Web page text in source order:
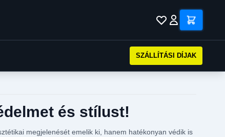
SZÁLLÍTÁSI DÍJAK
és stílust!
megjelenését emelik ki, hanem hatékonyan védik is